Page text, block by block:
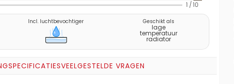
1 /10
Incl. luchtbevochtiger Geschikt als
lage
temperatuur
radiator
SPECIFICATIESVEELGESTELDE VRAGEN